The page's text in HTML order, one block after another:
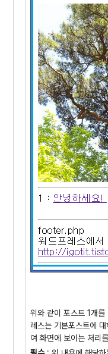
위와 같이 포스트 1개
레스는 기본포스트에
여 화면에 보이는 처리